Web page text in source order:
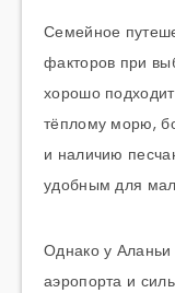
Семейное
факторов при
хорошо
тёплому морю,
и наличию
удобным для
Однако у
аэропорта и